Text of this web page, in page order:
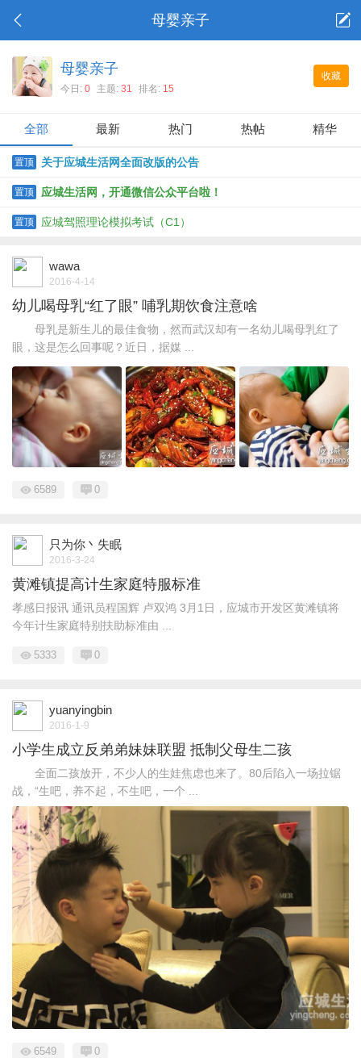
母婴亲子
收藏
母婴亲子
今日: 0 主题: 31 排名: 15
全部 最新 热门 热帖 精华
置顶 关于应城生活网全面改版的公告
置顶 应城生活网，开通微信公众平台啦！
置顶 应城驾照理论模拟考试（C1）
wawa
2016-4-14
幼儿喝母乳“红了眼” 哺乳期饮食注意啥
母乳是新生儿的最佳食物，然而武汉却有一名幼儿喝母乳红了
眼，这是怎么回事呢？近日，据媒 ...
6589 0
只为你丶失眠
2016-3-24
黄滩镇提高计生家庭特服标准
孝感日报讯 通讯员程国辉 卢双鸿 3月1日，应城市开发区黄滩镇将
今年计生家庭特别扶助标准由 ...
5333 0
yuanyingbin
2016-1-9
小学生成立反弟弟妹妹联盟 抵制父母生二孩
全面二孩放开，不少人的生娃焦虑也来了。80后陷入一场拉锯
战，“生吧，养不起，不生吧，一个 ...
6549 0